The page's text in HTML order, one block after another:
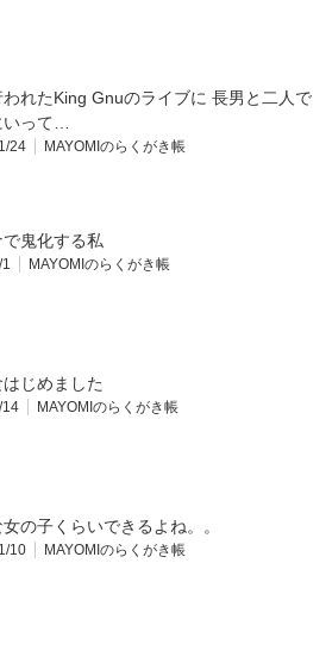
れたKing Gnuのライブに 長男と二人で
いって…
24 MAYOMIのらくがき帳
で鬼化する私
MAYOMIのらくがき帳
じめました
14 MAYOMIのらくがき帳
の子くらいできるよね。。
10 MAYOMIのらくがき帳